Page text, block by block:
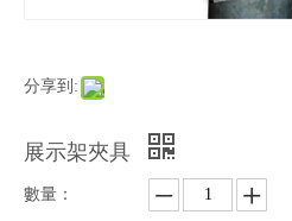
分享到:
展示架夾具
數量：